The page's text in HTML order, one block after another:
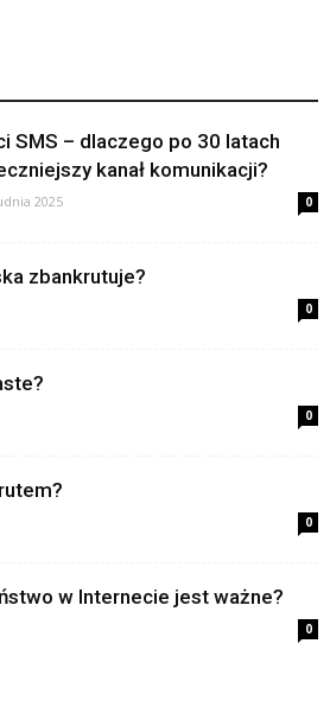
SMS – dlaczego po 30 latach
kanał komunikacji?
2025 0
zbankrutuje?
0
0
0
w Internecie jest ważne?
0